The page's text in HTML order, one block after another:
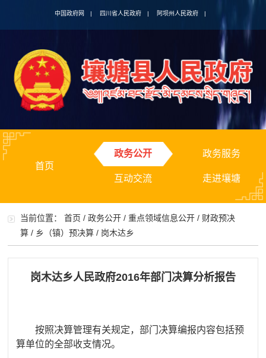
中国政府网 | 四川省人民政府 | 阿坝州人民政府 |
首页
政务公开 政务服务
互动交流 走进壤塘
当前位置：首页 /政务公开 /重点领域信息公开 / 财政预决
算 / 乡（镇）预决算 / 岗木达乡
岗木达乡人民政府2016年部门决算分析报告
按照决算管理有关规定，部门决算编报内容包括预
算单位的全部收支情况。